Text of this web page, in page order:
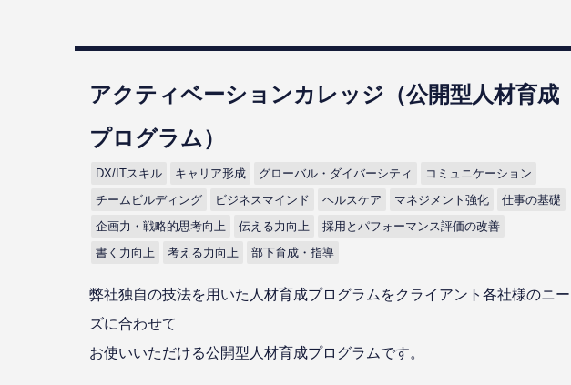
アクティベーションカレッジ（公開型⼈材育成
プログラム）
DX/ITスキル キャリア形成 グローバル・ダイバーシティ
コミュニケーション
チームビルディング
ビジネスマインド ヘルスケア マネジメント強化
仕事の基礎
企画力・戦略的思考向上
伝える力向上
採用とパフォーマンス評価の改善
書く力向上
考える力向上 部下育成・指導
弊社独自の技法を用いた人材育成プログラムをクライアント各社様のニー
ズに合わせて
お使いいただける公開型人材育成プログラムです。